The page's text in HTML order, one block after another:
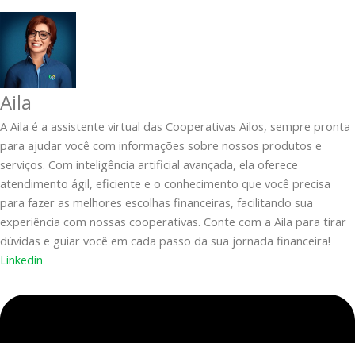
Aila
A Aila é a assistente virtual das Cooperativas Ailos, sempre pronta
para ajudar você com informações sobre nossos produtos e
serviços. Com inteligência artificial avançada, ela oferece
atendimento ágil, eficiente e o conhecimento que você precisa
para fazer as melhores escolhas financeiras, facilitando sua
experiência com nossas cooperativas. Conte com a Aila para tirar
dúvidas e guiar você em cada passo da sua jornada financeira!
Linkedin